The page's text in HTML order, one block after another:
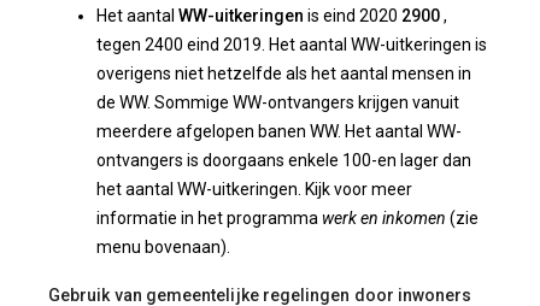
Het aantal WW-uitkeringen is eind 2020 2900,
tegen 2400 eind 2019. Het aantal WW-uitkeringen is
overigens niet hetzelfde als het aantal mensen in
de WW. Sommige WW-ontvangers krijgen vanuit
meerdere afgelopen banen WW. Het aantal WW-
ontvangers is doorgaans enkele 100-en lager dan
het aantal WW-uitkeringen. Kijk voor meer
informatie in het programma werk en inkomen (zie
menu bovenaan).
Gebruik van gemeentelijke regelingen door inwoners